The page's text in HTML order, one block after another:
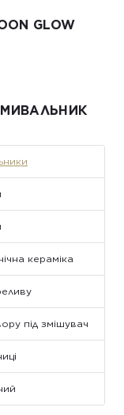
дні. У суботу,
та не
GLOW
кераміка
під змішувач